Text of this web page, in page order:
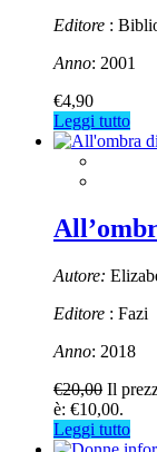
Editore :
Anno: 2001
€4,90
Leggi tutto
Autore:
Editore : Fazi
Anno: 2018
€20,00 Il
è: €10,00.
Leggi tutto